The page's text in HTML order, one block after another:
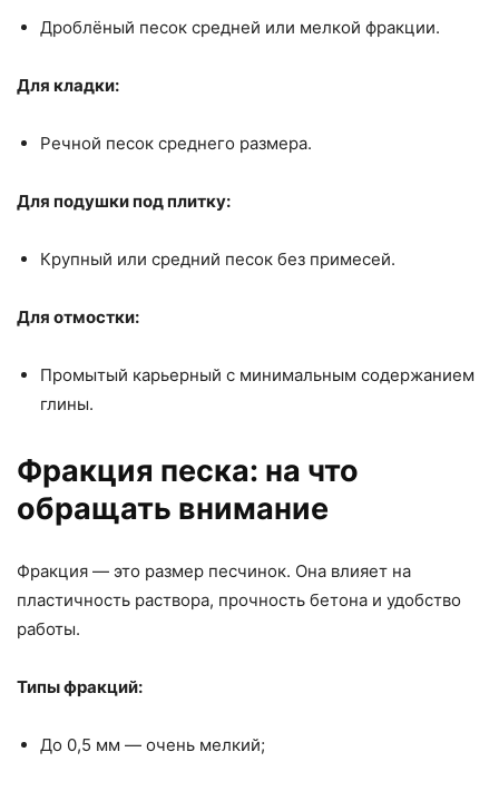
Дроблёный песок средней или мелкой фракции.
Для кладки:
Речной песок среднего размера.
Для подушки под плитку:
Крупный или средний песок без примесей.
Для отмостки:
Промытый карьерный с минимальным содержанием
глины.
Фракция песка: на что
обращать внимание
Фракция — это размер песчинок. Она влияет на
пластичность раствора, прочность бетона и удобство
работы.
Типы фракций:
До 0,5 мм — очень мелкий;